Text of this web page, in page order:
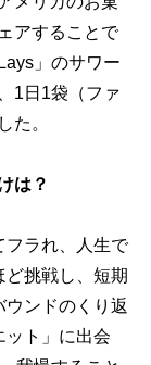
アすることで
」のサワー
1日1袋（ファ
た。
は？
ラれ、人生で
挑戦し、短期
ンドのくり返
ト」に出会